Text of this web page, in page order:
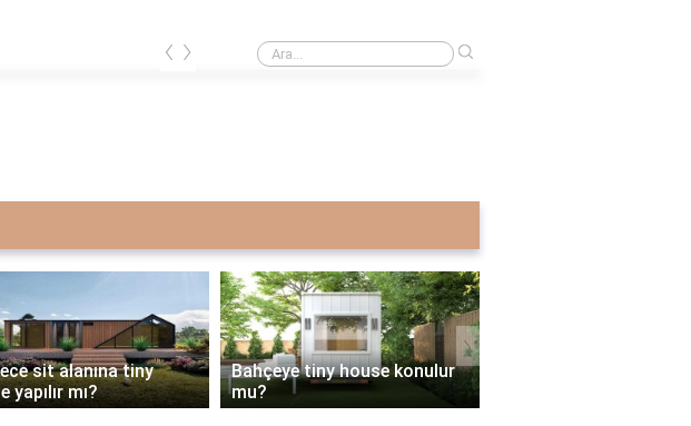
Wanda Maximoff hangi evrende?
‹ ›
sit alanına tiny
yapılır mı?
Bahçeye tiny house konulur
mu?
›